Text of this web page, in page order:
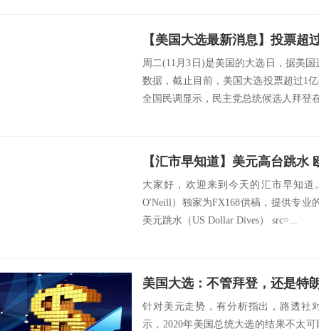
周二(11月3日)是美国的大选日，据美国
数据，截止目前，美国大选投票超过1
全国民调显示，民主党总统候选人拜登
大家好，欢迎来到今天的汇市早知道
O'Neill）独家为FX168供稿，提供专业
美元跳水（US Dollar Dives） src=...
针对美元走势，有分析指出，路透社
示，2020年美国总统大选的结果不太